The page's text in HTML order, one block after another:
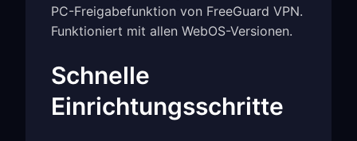
PC-Freigabefunktion von FreeGuard VPN.
Funktioniert mit allen WebOS-Versionen.
Schnelle
Einrichtungsschritte